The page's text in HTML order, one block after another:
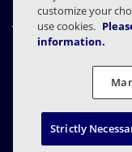
Contáctenos
Contratos
Preferencias de privacidad
© 2003 -
customize your
use cookies.
information.
Strictly